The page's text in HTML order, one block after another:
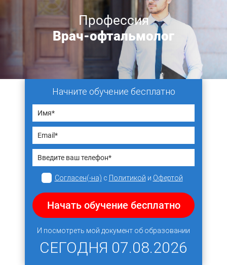
Профессия
Врач-офтальмолог
Начните обучение бесплатно
Согласен(-на) с Политикой и Офертой
Начать обучение бесплатно
И посмотреть мой документ об образовании
СЕГОДНЯ 07.08.2026